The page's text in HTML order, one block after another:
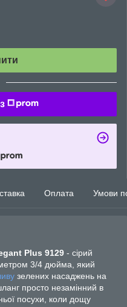
Оплата Умови
Plus 9129 - сірий
3/4 дюйма, який
зелених насаджень на
просто незамінний в
посухи, коли дощу